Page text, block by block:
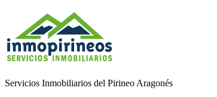
Servicios Inmobiliarios del Pirineo Aragonés